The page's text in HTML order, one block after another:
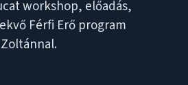
workshop, előadás,
Férfi Erő program